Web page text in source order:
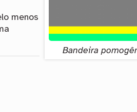
Bandeira
menos